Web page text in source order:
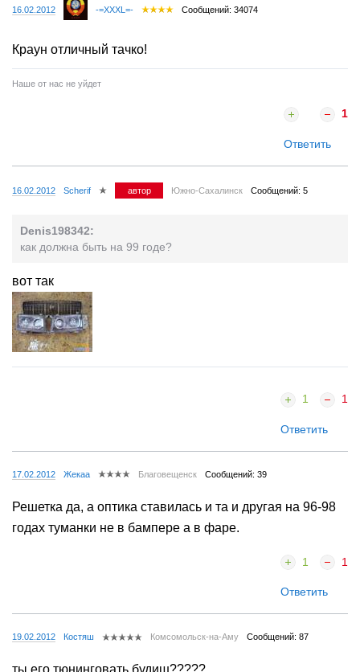
16.02.2012 -=XXXL=- Сообщений: 34074
Краун отличный тачко!
Наше от нас не уйдет
1
Ответить
16.02.2012 Scherif автор Южно-Сахалинск Сообщений: 5
Denis198342:
как должна быть на 99 годе?
вот так
1 1
Ответить
17.02.2012 Жекаа Благовещенск Сообщений: 39
Решетка да, а оптика ставилась и та и другая на 96-98
годах туманки не в бампере а в фаре.
1 1
Ответить
19.02.2012 Костяш Комсомольск-на-Аму Сообщений: 87